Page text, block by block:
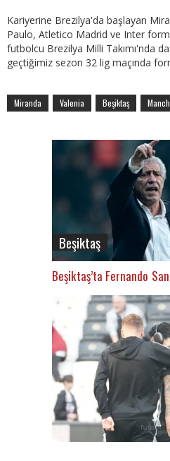
Kariyerine Brezilya'da başlayan
Paulo, Atletico Madrid ve Inter
futbolcu Brezilya Milli Takımı'nda
geçtiğimiz sezon 32 lig maçında
Miranda Valenia Beşiktaş
Beşiktaş
Beşiktaş’ta Fernando